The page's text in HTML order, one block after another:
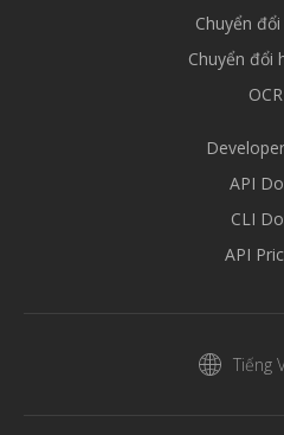
Chuyển
Chuyển đổi
OCR
API
CLI
API
Tiếng